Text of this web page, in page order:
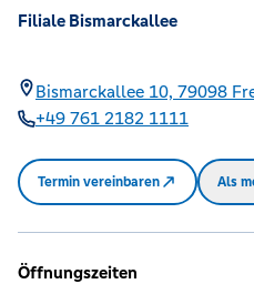
Filiale Bismarckallee
Bismarckallee 10, 79098
+49 761 2182 1111
Termin vereinbaren Als
Öffnungszeiten